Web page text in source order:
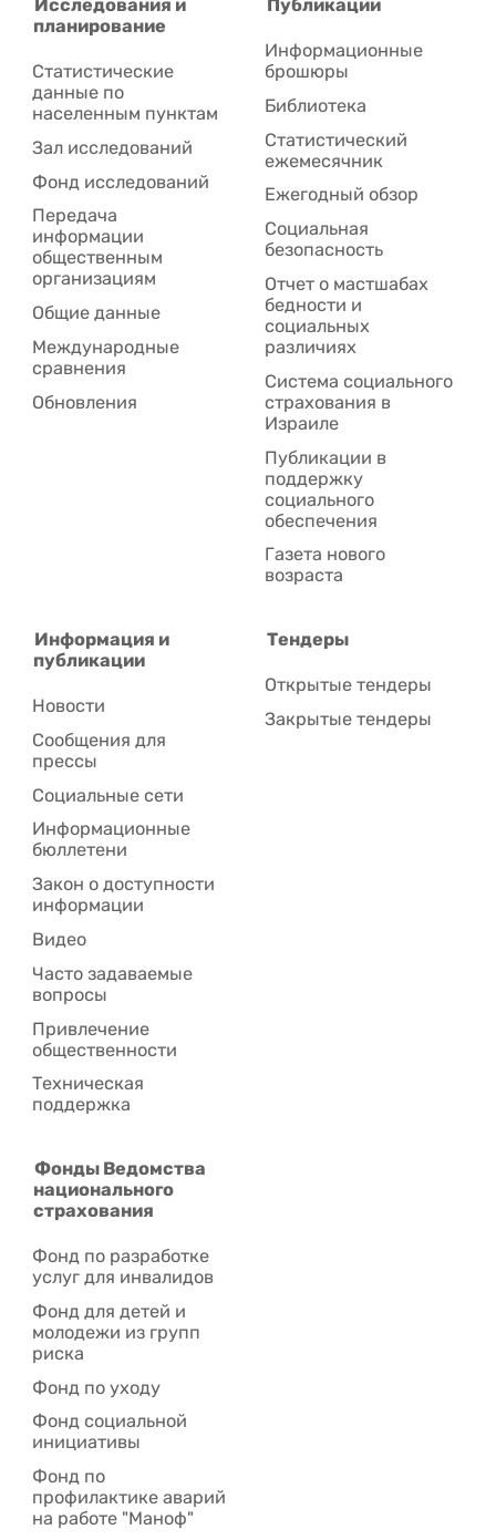
Исследования и
планирование
Статистические
данные по
населенным пунктам
Зал исследований
Фонд исследований
Передача
информации
общественным
организациям
Общие данные
Международные
сравнения
Обновления
Публикации
Информационные
брошюры
Библиотека
Статистический
ежемесячник
Ежегодный обзор
Социальная
безопасность
Отчет о мастшабах
бедности и
социальных
различиях
Система социального
страхования в
Израиле
Публикации в
поддержку
социального
обеспечения
Газета нового
возраста
Информация и
публикации
Новости
Сообщения для
прессы
Социальные сети
Информационные
бюллетени
Закон о доступности
информации
Видео
Часто задаваемые
вопросы
Привлечение
общественности
Техническая
поддержка
Тендеры
Открытые тендеры
Закрытые тендеры
Фонды Ведомства
национального
страхования
Фонд по разработке
услуг для инвалидов
Фонд для детей и
молодежи из групп
риска
Фонд по уходу
Фонд социальной
инициативы
Фонд по
профилактике аварий
на работе "Маноф"